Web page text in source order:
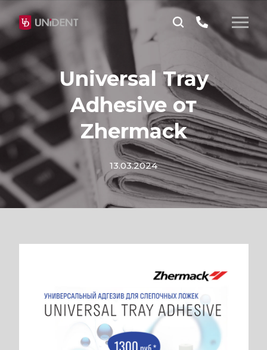
Universal Tray
Adhesive от
Zhermack
13.03.2024